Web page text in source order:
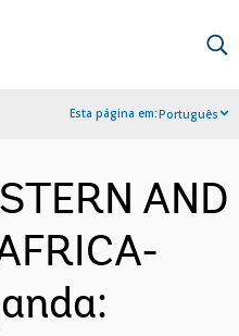
Esta página em:Português
AND